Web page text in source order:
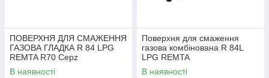
ПОВЕРХНЯ ДЛЯ СМАЖЕННЯ
ГАЗОВА ГЛАДКА R 84 LPG
REMTA R70 Cepz
В наявності
Поверхня для смаження
газова комбінована R 84L
LPG REMTA
В наявності